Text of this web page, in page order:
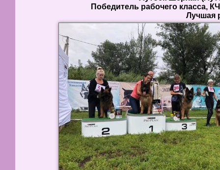
Победитель рабочего класса,
Лучшая